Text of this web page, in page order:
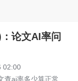
论文AI率问
02:00
查ai率多少算正常